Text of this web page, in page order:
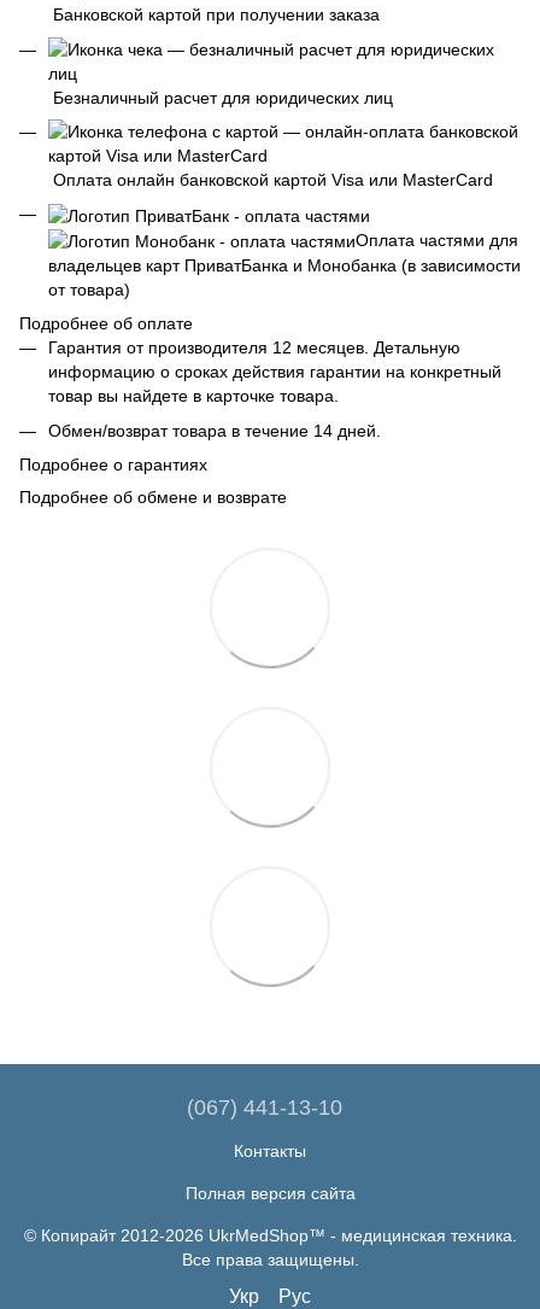
Банковской картой при получении заказа
Безналичный расчет для юридических лиц
Оплата онлайн банковской картой Visa или MasterCard
Оплата частями для
владельцев карт ПриватБанка и Монобанка (в зависимости
от товара)
Подробнее об оплате
Гарантия от производителя 12 месяцев. Детальную
информацию о сроках действия гарантии на конкретный
товар вы найдете в карточке товара.
Обмен/возврат товара в течение 14 дней.
Подробнее о гарантиях
Подробнее об обмене и возврате
(067) 441-13-10
Контакты
Полная версия сайта
© Копирайт 2012-2026 UkrMedShop™ - медицинская техника.
Все права защищены.
Укр Рус